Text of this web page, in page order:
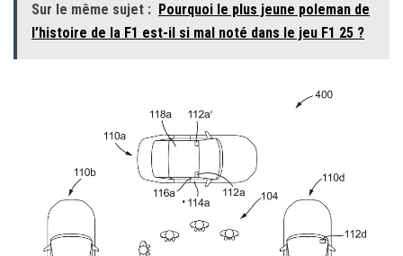
Sur le même sujet : Pourquoi le plus jeune poleman de
l’histoire de la F1 est-il si mal noté dans le jeu F1 25 ?